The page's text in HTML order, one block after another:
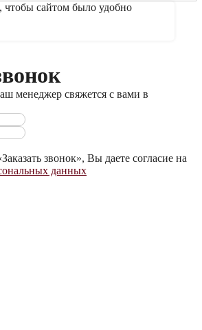
сайтом было удобно
менеджер свяжется с вами в
звонок», Вы даете согласие на
данных